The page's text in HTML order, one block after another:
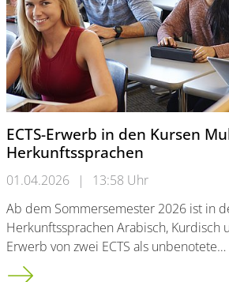
ECTS-Erwerb in den Kursen
Herkunftssprachen
01.04.2026 |
13:58 Uhr
Ab dem Sommersemester 2026 ist in
Herkunftssprachen Arabisch, Kurdisch
Erwerb von zwei ECTS als unbenotete…
ECTS-Erwerb in den Kursen Multilevel